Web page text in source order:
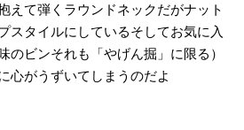
えて弾くラウンドネックだがナット
スタイルにしているそしてお気に入
のビンそれも「やげん掘」に限る）
心がうずいてしまうのだよ